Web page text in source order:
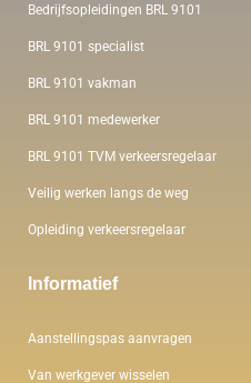
Bedrijfsopleidingen BRL 9101
BRL 9101 specialist
BRL 9101 vakman
BRL 9101 medewerker
BRL 9101 TVM verkeersregelaar
Veilig werken langs de weg
Opleiding verkeersregelaar
Informatief
Aanstellingspas aanvragen
Van werkgever wisselen